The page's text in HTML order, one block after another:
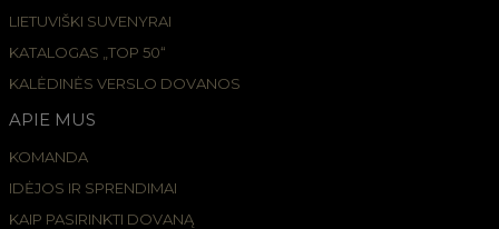
LIETUVIŠKI SUVENYRAI
KATALOGAS „TOP 50“
KALĖDINĖS VERSLO DOVANOS
APIE MUS
KOMANDA
IDĖJOS IR SPRENDIMAI
KAIP PASIRINKTI DOVANĄ